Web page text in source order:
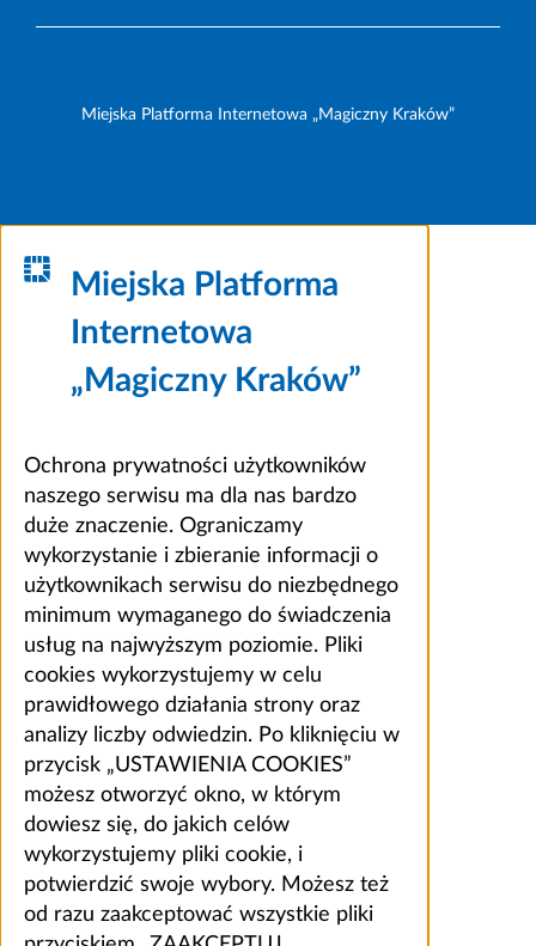
Miejska Platforma Internetowa „Magiczny Kraków”
Miejska Platforma
Internetowa
„Magiczny Kraków”
Ochrona prywatności użytkowników
naszego serwisu ma dla nas bardzo
duże znaczenie. Ograniczamy
wykorzystanie i zbieranie informacji o
użytkownikach serwisu do niezbędnego
minimum wymaganego do świadczenia
usług na najwyższym poziomie. Pliki
cookies wykorzystujemy w celu
prawidłowego działania strony oraz
analizy liczby odwiedzin. Po kliknięciu w
przycisk „USTAWIENIA COOKIES”
możesz otworzyć okno, w którym
dowiesz się, do jakich celów
wykorzystujemy pliki cookie, i
potwierdzić swoje wybory. Możesz też
od razu zaakceptować wszystkie pliki